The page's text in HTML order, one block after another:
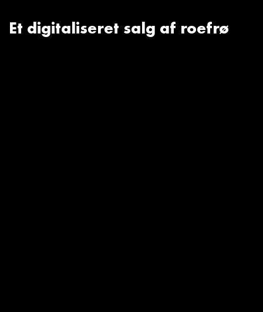
Et digitaliseret salg af roefrø